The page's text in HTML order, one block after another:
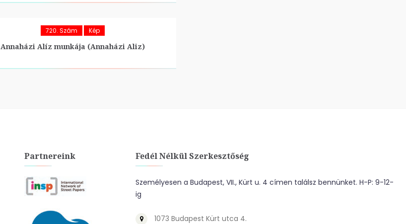
720. Szám Kép
Annaházi Alíz munkája (Annaházi Aliz)
Partnereink Fedél Nélkül Szerkesztőség
Személyesen a Budapest, VII., Kürt u. 4 címen találsz bennünket. H-P: 9-12-
ig
1073 Budapest Kürt utca 4.